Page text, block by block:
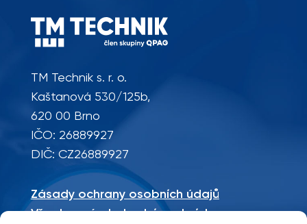
TM Technik s. r. o.
Kaštanová 530/125b,
620 00 Brno
IČO: 26889927
DIČ: CZ26889927
Zásady ochrany osobních údajů
Všeobecné obchodní podmínky